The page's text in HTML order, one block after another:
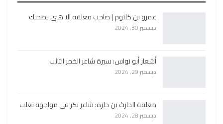
عمرو بن كلثوم | صاحب معلقة الا هبي بصحنك
ديسمبر 30, 2024
أشعار أبو نواس: سيرة شاعر الخمر التائب
ديسمبر 29, 2024
معلقة الحارث بن حلزة: شاعر بكر في مواجهة تغلب
ديسمبر 28, 2024